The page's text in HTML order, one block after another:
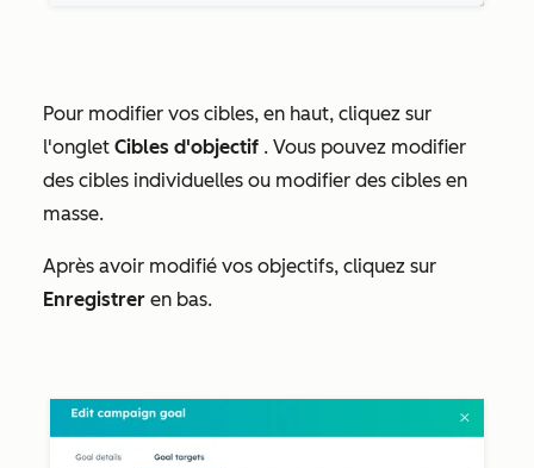
Pour modifier vos cibles, en haut, cliquez sur
l'onglet Cibles d'objectif . Vous pouvez modifier
des cibles individuelles ou modifier des cibles en
masse.
Après avoir modifié vos objectifs, cliquez sur
Enregistrer en bas.